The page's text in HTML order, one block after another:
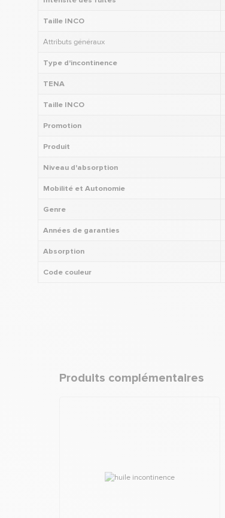
Taille INCO
Attributs généraux
Type d'incontinence
TENA
Taille INCO
Promotion
Produit
Niveau d'absorption
Mobilité et Autonomie
Genre
Années de garanties
Absorption
Code couleur
Produits complémentaires